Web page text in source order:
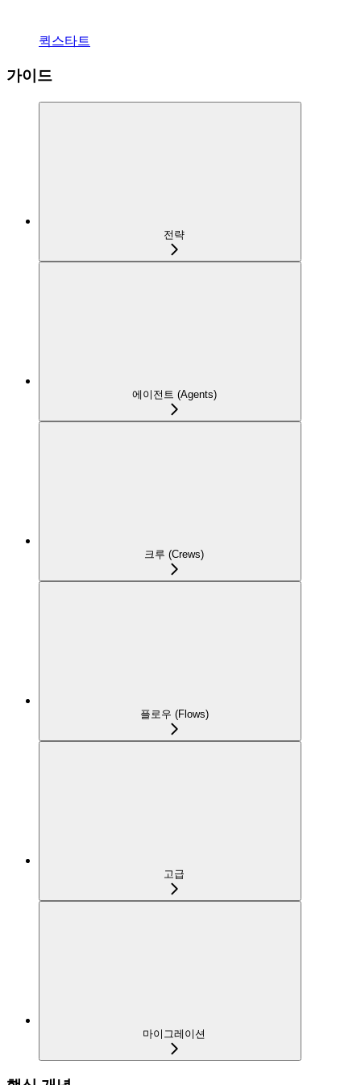
퀵스타트
가이드
전략
에이전트 (Agents)
크루 (Crews)
플로우 (Flows)
고급
마이그레이션